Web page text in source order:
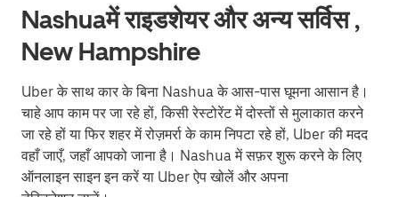
Nashuaमें राइडशेयर और अन्य सर्विस ,
New Hampshire
Uber के साथ कार के बिना Nashua के आस-पास घूमना आसान है।
चाहे आप काम पर जा रहे हों, किसी रेस्टोरेंट में दोस्तों से मुलाकात करने
जा रहे हों या फिर शहर में रोज़मर्रा के काम निपटा रहे हों, Uber की मदद
वहाँ जाएँ, जहाँ आपको जाना है। Nashua में सफ़र शुरू करने के लिए
ऑनलाइन साइन इन करें या Uber ऐप खोलें और अपना